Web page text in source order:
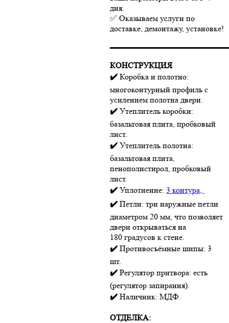
дня.
✅ Оказываем услуги по
доставке, демонтажу, установке!
КОНСТРУКЦИЯ
✔️Коробка и полотно:
многоконтурный профиль с
усилением полотна двери.
✔️Утеплитель коробки:
базальтовая плита, пробковый
лист.
✔️Утеплитель полотна:
базальтовая плита,
пенополистирол, пробковый
лист.
✔️Уплотнение: 3 контура,
✔️Петли: три наружные петли
диаметром 20 мм, что позволяет
двери открываться на
180 градусов к стене.
✔️Противосъёмные шипы: 3
шт.
✔️Регулятор притвора: есть
(регулятор запирания).
✔️Наличник: МДФ.
ОТДЕЛКА: